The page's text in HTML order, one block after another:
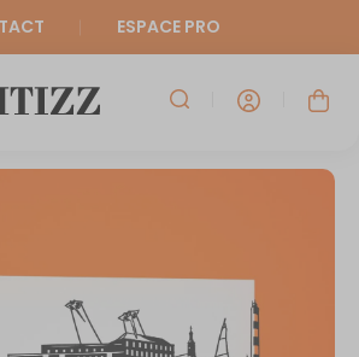
ESPACE PRO